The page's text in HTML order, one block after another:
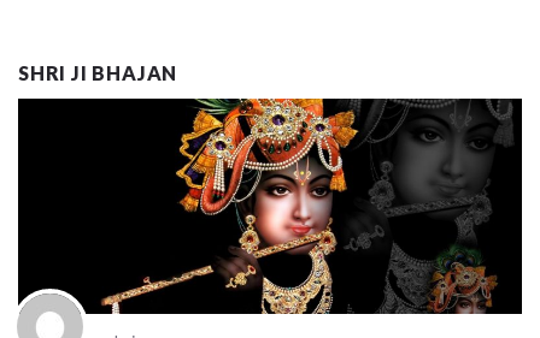
SHRI JI BHAJAN